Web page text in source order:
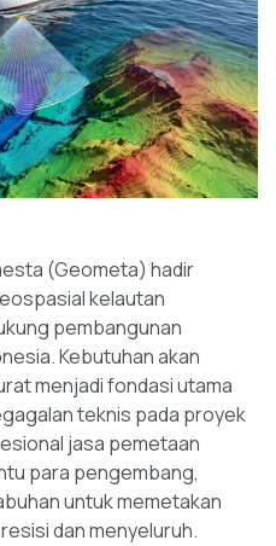
(Geometa) hadir
kelautan
pembangunan
Kebutuhan akan
menjadi fondasi utama
teknis pada proyek
jasa pemetaan
para pengembang,
untuk memetakan
dan menyeluruh.